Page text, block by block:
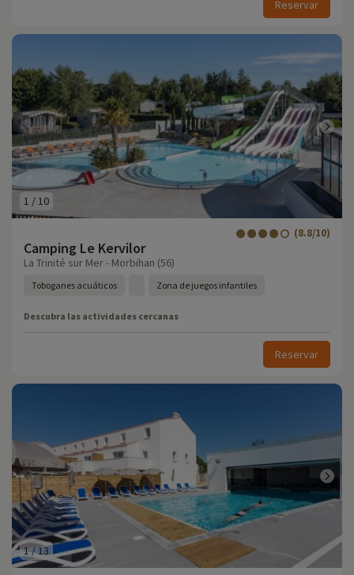
Reservar
1 / 10
Camping Le Kervilor
(8.8/10)
La Trinité sur Mer - Morbihan (56)
Toboganes acuáticos Zona de juegos infantiles
Descubra las actividades cercanas
Reservar
1/13